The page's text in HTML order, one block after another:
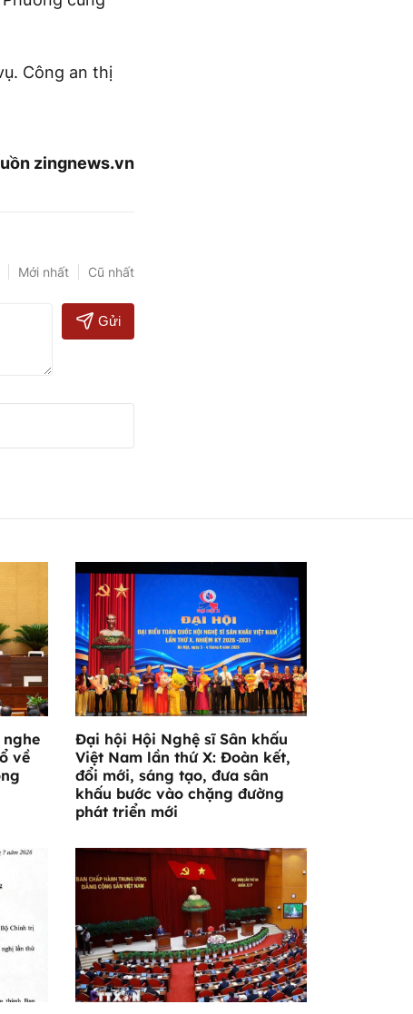
Công an thị
zingnews.vn
Mới nhất Cũ nhất
Gửi
về
Đại hội Hội Nghệ sĩ Sân khấu
Việt Nam lần thứ X: Đoàn kết,
đổi mới, sáng tạo, đưa sân
khấu bước vào chặng đường
phát triển mới